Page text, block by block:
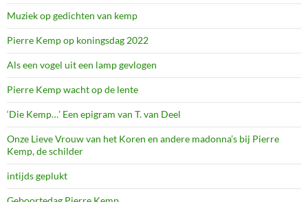
Muziek op gedichten van kemp
Pierre Kemp op koningsdag 2022
Als een vogel uit een lamp gevlogen
Pierre Kemp wacht op de lente
‘Die Kemp…’ Een epigram van T. van Deel
Onze Lieve Vrouw van het Koren en andere madonna’s bij Pierre
Kemp, de schilder
intijds geplukt